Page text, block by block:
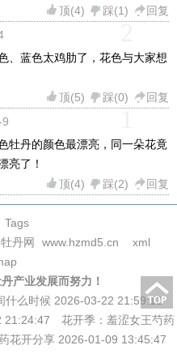
顶(4) 踩(1)
回复
、蓝色太鸡肋了，花色与大家想
顶(5) 踩(0)
回复
牡丹的颜色最漂亮，同一朵花竟
亮了！
顶(4) 踩(2) 回复
Tags
丹网 www.hzmd5.cn
xml
产业发展而努力！
什么时候 2026-03-22 21:59:12
21:24:47
花开季：羞涩女王芍药
花开分享 2026-01-09 13:45:47